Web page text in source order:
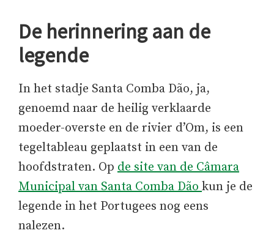
De herinnering aan de
legende
In het stadje Santa Comba Dão, ja,
genoemd naar de heilig verklaarde
moeder-overste en de rivier d’Om, is een
tegeltableau geplaatst in een van de
hoofdstraten. Op de site van de Câmara
Municipal van Santa Comba Dãokun je de
legende in het Portugees nog eens
nalezen.